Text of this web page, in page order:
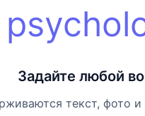
Задайте любой
текст, фото и